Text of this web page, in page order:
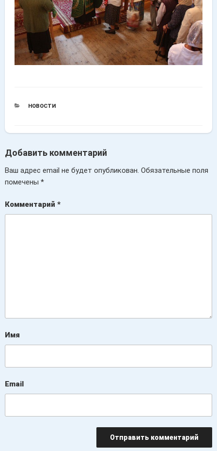
РУБРИКИ
НОВОСТИ
Добавить комментарий
Ваш адрес email не будет опубликован. Обязательные поля
помечены *
Комментарий *
Имя
Email